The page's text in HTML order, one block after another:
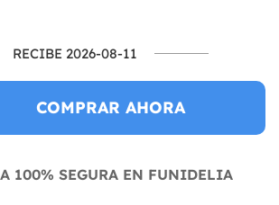
RECIBE 2026-08-11
COMPRAR AHORA
100% SEGURA EN FUNIDELIA